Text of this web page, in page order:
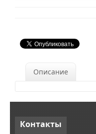
Описание
Контакты